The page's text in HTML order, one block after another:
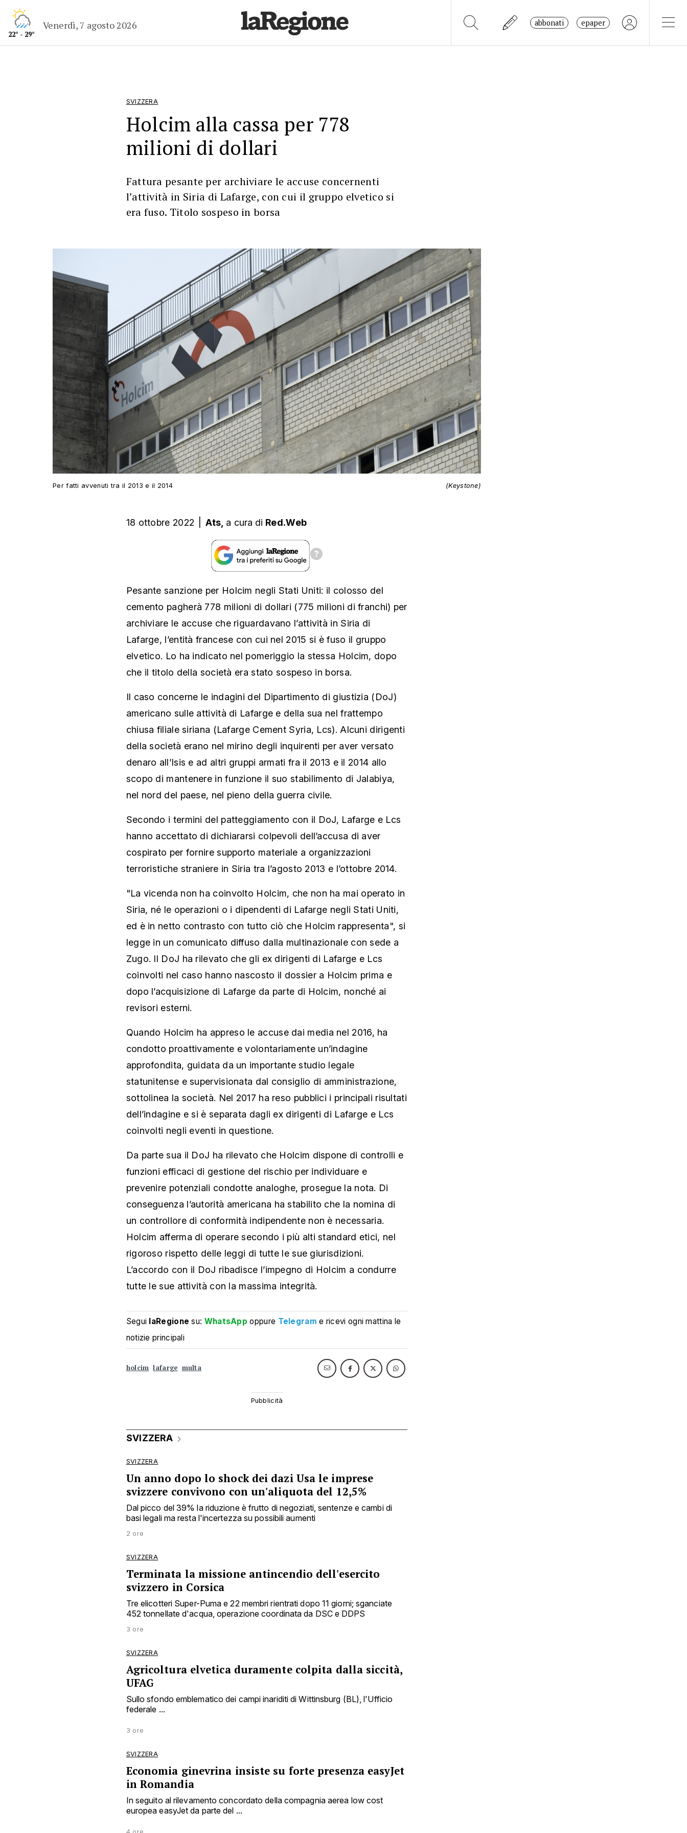
22° - 29°
Venerdì, 7 agosto 2026 abbonati epaper
SVIZZERA
Holcim alla cassa per 778
milioni di dollari
Fattura pesante per archiviare le accuse concernenti
l’attività in Siria di Lafarge, con cui il gruppo elvetico si
era fuso. Titolo sospeso in borsa
Per fatti avvenuti tra il 2013 e il 2014 (Keystone)
18 ottobre 2022 Ats, a cura di Red.Web
Pesante sanzione per Holcim negli Stati Uniti: il colosso del
cemento pagherà 778 milioni di dollari (775 milioni di franchi) per
archiviare le accuse che riguardavano l’attività in Siria di
Lafarge, l’entità francese con cui nel 2015 si è fuso il gruppo
elvetico. Lo ha indicato nel pomeriggio la stessa Holcim, dopo
che il titolo della società era stato sospeso in borsa.
Il caso concerne le indagini del Dipartimento di giustizia (DoJ)
americano sulle attività di Lafarge e della sua nel frattempo
chiusa filiale siriana (Lafarge Cement Syria, Lcs). Alcuni dirigenti
della società erano nel mirino degli inquirenti per aver versato
denaro all’Isis e ad altri gruppi armati fra il 2013 e il 2014 allo
scopo di mantenere in funzione il suo stabilimento di Jalabiya,
nel nord del paese, nel pieno della guerra civile.
Secondo i termini del patteggiamento con il DoJ, Lafarge e Lcs
hanno accettato di dichiararsi colpevoli dell’accusa di aver
cospirato per fornire supporto materiale a organizzazioni
terroristiche straniere in Siria tra l’agosto 2013 e l’ottobre 2014.
"La vicenda non ha coinvolto Holcim, che non ha mai operato in
Siria, né le operazioni o i dipendenti di Lafarge negli Stati Uniti,
ed è in netto contrasto con tutto ciò che Holcim rappresenta", si
legge in un comunicato diffuso dalla multinazionale con sede a
Zugo. Il DoJ ha rilevato che gli ex dirigenti di Lafarge e Lcs
coinvolti nel caso hanno nascosto il dossier a Holcim prima e
dopo l’acquisizione di Lafarge da parte di Holcim, nonché ai
revisori esterni.
Quando Holcim ha appreso le accuse dai media nel 2016, ha
condotto proattivamente e volontariamente un’indagine
approfondita, guidata da un importante studio legale
statunitense e supervisionata dal consiglio di amministrazione,
sottolinea la società. Nel 2017 ha reso pubblici i principali risultati
dell’indagine e si è separata dagli ex dirigenti di Lafarge e Lcs
coinvolti negli eventi in questione.
Da parte sua il DoJ ha rilevato che Holcim dispone di controlli e
funzioni efficaci di gestione del rischio per individuare e
prevenire potenziali condotte analoghe, prosegue la nota. Di
conseguenza l’autorità americana ha stabilito che la nomina di
un controllore di conformità indipendente non è necessaria.
Holcim afferma di operare secondo i più alti standard etici, nel
rigoroso rispetto delle leggi di tutte le sue giurisdizioni.
L’accordo con il DoJ ribadisce l’impegno di Holcim a condurre
tutte le sue attività con la massima integrità.
Segui laRegione su: WhatsApp oppure Telegram e ricevi ogni mattina le
notizie principali
holcim lafarge multa
SVIZZERA
SVIZZERA
Un anno dopo lo shock dei dazi Usa le imprese
svizzere convivono con un'aliquota del 12,5%
Dal picco del 39% la riduzione è frutto di negoziati, sentenze e cambi di
basi legali ma resta l'incertezza su possibili aumenti
2 ore
SVIZZERA
Terminata la missione antincendio dell'esercito
svizzero in Corsica
Tre elicotteri Super-Puma e 22 membri rientrati dopo 11 giorni; sganciate
452 tonnellate d'acqua, operazione coordinata da DSC e DDPS
3 ore
SVIZZERA
Agricoltura elvetica duramente colpita dalla siccità,
UFAG
Sullo sfondo emblematico dei campi inariditi di Wittinsburg (BL), l'Ufficio
federale ...
3 ore
SVIZZERA
Economia ginevrina insiste su forte presenza easyJet
in Romandia
In seguito al rilevamento concordato della compagnia aerea low cost
europea easyJet da parte del ...